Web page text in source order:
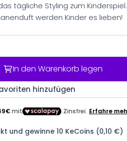
tägliche Styling zum Kinderspiel.
werden Kinder es lieben!
In den Warenkorb legen
hinzufügen
und gewinne 10 KeCoins (0,10 €)